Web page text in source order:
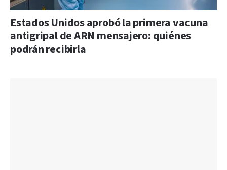
Estados Unidos aprobó la primera vacuna
antigripal de ARN mensajero: quiénes
podrán recibirla